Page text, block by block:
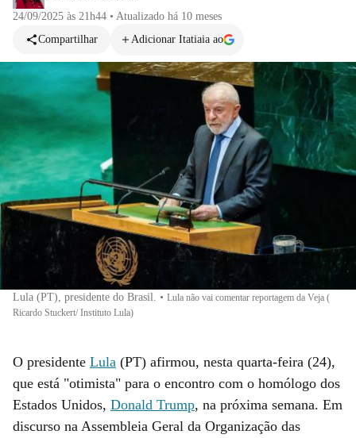
24/09/2025 às 21h44 • Atualizado há 10 meses
Compartilhar
Adicionar Itatiaia ao
Lula (PT), presidente do Brasil. • Lula não vai comentar reportagem da Veja (
Ricardo Stuckert/ Instituto Lula)
O presidente Lula (PT) afirmou, nesta quarta-feira (24),
que está "otimista" para o encontro com o homólogo dos
Estados Unidos, Donald Trump, na próxima semana. Em
discurso na Assembleia Geral da Organização das